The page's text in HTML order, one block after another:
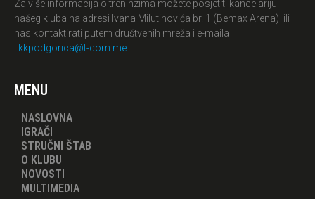
Za više informacija o treninzima možete posjetiti kancelariju
našeg kluba na adresi Ivana Milutinovića br. 1 (Bemax Arena) ili
nas kontaktirati putem društvenih mreža i e-maila
: kkpodgorica@t-com.me
MENU
NASLOVNA
IGRAČI
STRUČNI ŠTAB
O KLUBU
NOVOSTI
MULTIMEDIA